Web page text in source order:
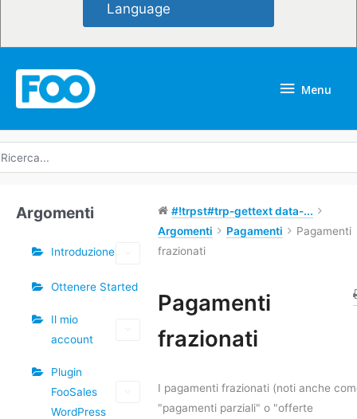
Language
Menu
Argomenti
Introduzione
Ottenere Started
Il mio
account
Plugin
FooSales
WordPress
#!trpst#trp-gettext data-...
Argomenti
Pagamenti
Pagamenti
frazionati
Pagamenti
frazionati
I pagamenti frazionati (noti anche
"pagamenti parziali" o "offerte
Tag
tra
documenti